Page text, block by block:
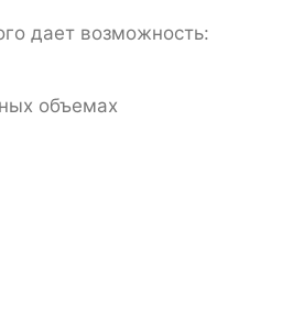
дает возможность:
объемах